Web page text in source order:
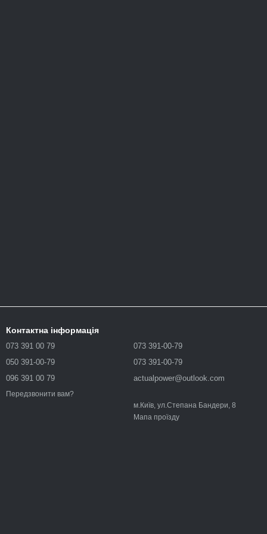
Контактна інформація
073 391 00 79
050 391-00-79
096 391 00 79
Передзвонити вам?
073 391-00-79
073 391-00-79
actualpower@outlook.com
м.Київ, ул.Степана Бандери, 8
Мапа проїзду